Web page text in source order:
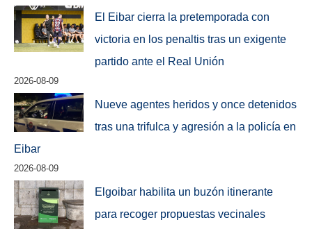
El Eibar cierra la pretemporada con
victoria en los penaltis tras un exigente
partido ante el Real Unión
2026-08-09
Nueve agentes heridos y once detenidos
tras una trifulca y agresión a la policía en
Eibar
2026-08-09
Elgoibar habilita un buzón itinerante
para recoger propuestas vecinales